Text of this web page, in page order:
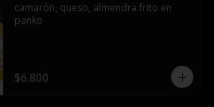
camarón, queso, almendra frito en
panko
$6.800